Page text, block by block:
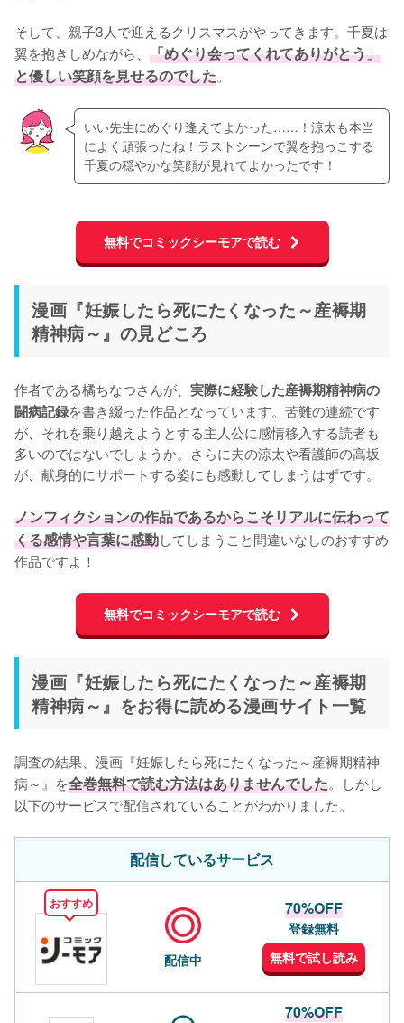
そして、親子3人で迎えるクリスマスがやってきます。千夏は
翼を抱きしめながら、 「めぐり会ってくれてありがとう」
と優しい笑顔を見せるのでした。
いい先生にめぐり逢えてよかった……！涼太も本当
によく頑張ったね！ラストシーンで翼を抱っこする
千夏の穏やかな笑顔が見れてよかったです！
無料でコミックシーモアで読む
漫画『妊娠したら死にたくなった～産褥期
精神病～』の見どころ
作者である橘ちなつさんが、 実際に経験した産褥期精神病の
闘病記録を書き綴った作品となっています。苦難の連続です
が、それを乗り越えようとする主人公に感情移入する読者も
多いのではないでしょうか。さらに夫の涼太や看護師の高坂
が、献身的にサポートする姿にも感動してしまうはずです。
ノンフィクションの作品であるからこそリアルに伝わって
くる感情や言葉に感動してしまうこと間違いなしのおすすめ
作品ですよ！
無料でコミックシーモアで読む
漫画『妊娠したら死にたくなった～産褥期
精神病～』をお得に読める漫画サイト一覧
調査の結果、漫画『妊娠したら死にたくなった～産褥期精神
病～』を全巻無料で読む方法はありませんでした。しかし
以下のサービスで配信されていることがわかりました。
配信しているサービス
おすすめ
配信中
70%OFF
登録無料
無料で試し読み
70%OFF